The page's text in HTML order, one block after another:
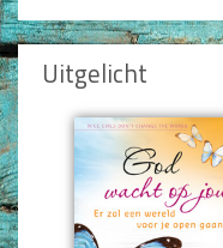
Uitgelicht